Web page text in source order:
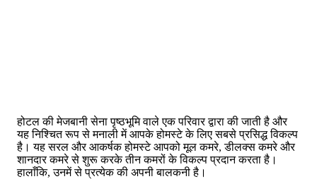
होटल की मेजबानी सेना पृष्ठभूमि वाले एक परिवार द्वारा की जाती है और
यह निश्चित रूप से मनाली में आपके होमस्टे के लिए सबसे प्रसिद्ध विकल्प
है। यह सरल और आकर्षक होमस्टे आपको मूल कमरे, डीलक्स कमरे और
शानदार कमरे से शुरू करके तीन कमरों के विकल्प प्रदान करता है।
हालाँकि, उनमें से प्रत्येक की अपनी बालकनी है।